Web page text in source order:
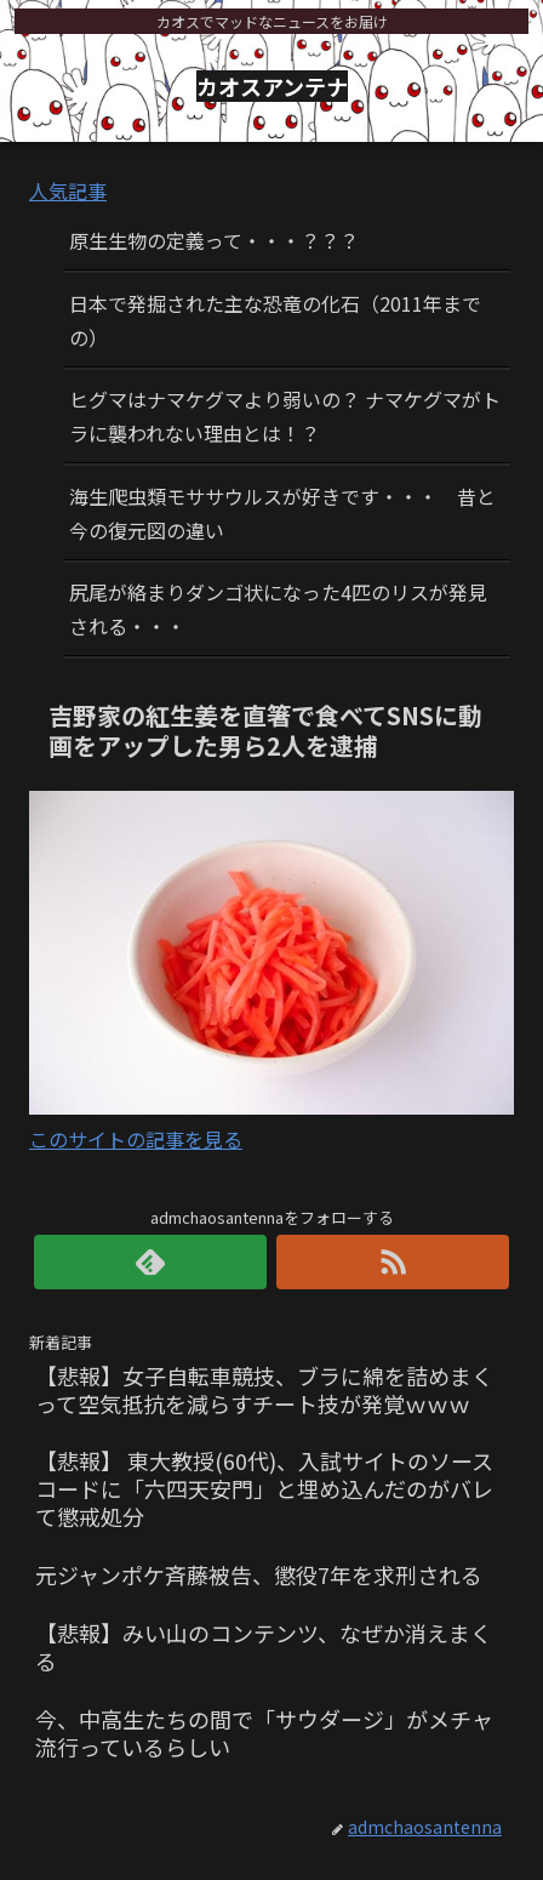
カオスでマッドなニュースをお届け
カオスアンテナ
人気記事
原生生物の定義って・・・？？？
日本で発掘された主な恐竜の化石（2011年まで
の）
ヒグマはナマケグマより弱いの？ ナマケグマがト
ラに襲われない理由とは！？
海生爬虫類モササウルスが好きです・・・ 昔と
今の復元図の違い
尻尾が絡まりダンゴ状になった4匹のリスが発見
される・・・
吉野家の紅生姜を直箸で食べてSNSに動
画をアップした男ら2人を逮捕
このサイトの記事を見る
admchaosantennaをフォローする
新着記事
【悲報】女子自転車競技、ブラに綿を詰めまく
って空気抵抗を減らすチート技が発覚ｗｗｗ
【悲報】 東大教授(60代)、入試サイトのソース
コードに「六四天安門」と埋め込んだのがバレ
て懲戒処分
元ジャンポケ斉藤被告、懲役7年を求刑される
【悲報】みい山のコンテンツ、なぜか消えまく
る
今、中高生たちの間で「サウダージ」がメチャ
流行っているらしい
admchaosantenna